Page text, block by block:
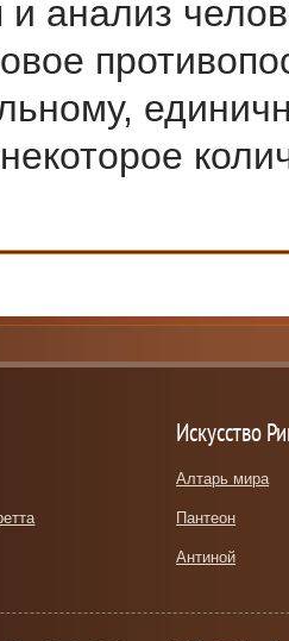
и анализ
Искусство
Алтарь мира
Пантеон
Антиной